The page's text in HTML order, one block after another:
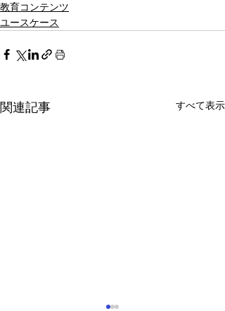
教育コンテンツ
ユースケース
関連記事 すべて表示